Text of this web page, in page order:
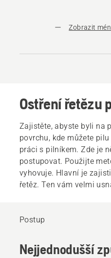
Zobrazit
Ostření řetězu
Zajistěte, abyste byli na
povrchu, kde můžete
práci s pilníkem. Zde je
postupovat. Použijte
vyhovuje. Hlavní je
řetěz. Ten vám velmi
Postup
Nejjednodušší